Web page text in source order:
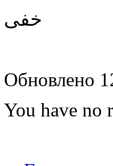
خفى
Обновлено
You have no